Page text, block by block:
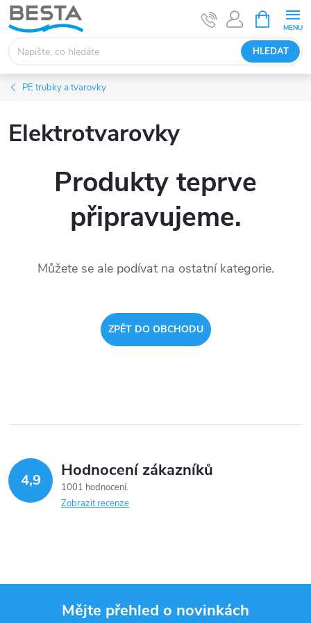
Přejít
na
obsah
HLEDAT
NÁKUPNÍ
KOŠÍK
PE trubky a tvarovky
Elektrotvarovky
Produkty teprve
připravujeme.
Můžete se ale podívat na ostatní kategorie.
ZPĚT DO OBCHODU
4,9 Hodnocení zákazníků
1001 hodnocení
Zobrazit recenze
Mějte přehled o novinkách